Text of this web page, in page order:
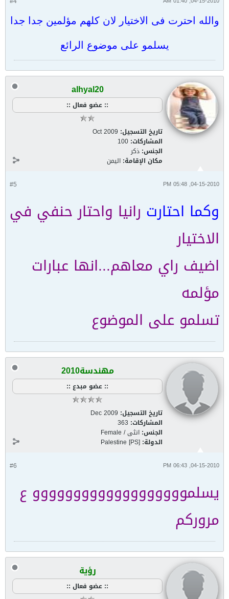
والله احترت فى الاختيار لان كلهم مؤلمين جدا جدا
يسلمو على موضوع الرائع
alhyal20
:: عضو فعال ::
تاريخ التسجيل: Oct 2009
المشاركات: 100
الجنس: ذكر
مكان الإقامة: اليمن
#5 04-15-2010, 05:48 PM
وكما احتارت رانيا واحتار حنفي في
الاختيار
اضيف راي معاهم...انها عبارات
مؤلمه
تسلمو على الموضوع
مهندسة2010
:: عضو مبدع ::
تاريخ التسجيل: Dec 2009
المشاركات: 363
الجنس: انثى / Female
الدولة: Palestine [PS]
#6 04-15-2010, 06:43 PM
يسلمووووووووووووووووووو ع
مروركم
رؤية
:: عضو فعال ::